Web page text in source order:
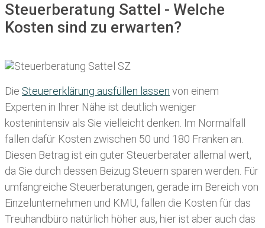
Steuerberatung Sattel - Welche
Kosten sind zu erwarten?
Die Steuererklärung ausfüllen lassen von einem
Experten in Ihrer Nähe ist deutlich weniger
kostenintensiv als Sie vielleicht denken. Im Normalfall
fallen dafür Kosten zwischen 50 und 180 Franken an.
Diesen Betrag ist ein guter Steuerberater allemal wert,
da Sie durch dessen Beizug Steuern sparen werden. Für
umfangreiche Steuerberatungen, gerade im Bereich von
Einzelunternehmen und KMU, fallen die Kosten für das
Treuhandbüro natürlich höher aus, hier ist aber auch das